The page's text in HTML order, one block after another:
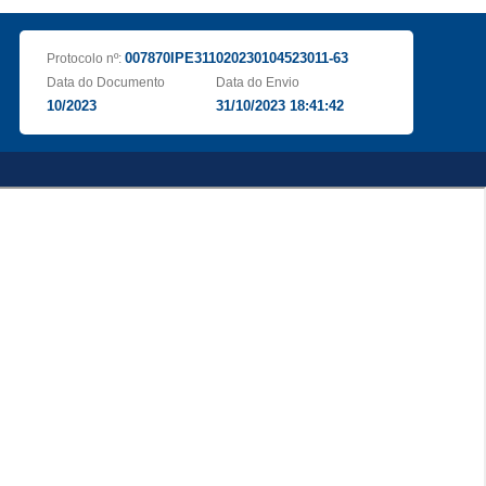
Protocolo nº: 007870IPE311020230104523011-63
Data do Documento
10/2023
Data do Envio
31/10/2023 18:41:42